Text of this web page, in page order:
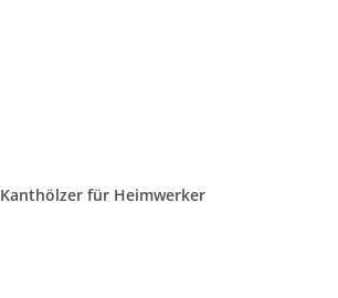
Kanthölzer für Heimwerker